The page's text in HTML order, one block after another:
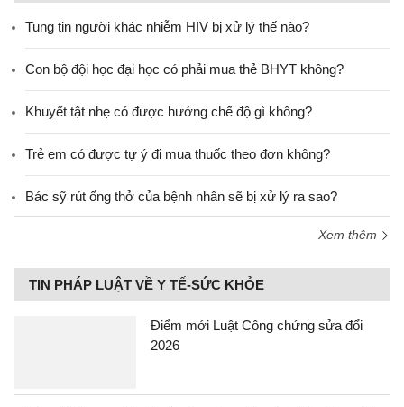
Tung tin người khác nhiễm HIV bị xử lý thế nào?
Con bộ đội học đại học có phải mua thẻ BHYT không?
Khuyết tật nhẹ có được hưởng chế độ gì không?
Trẻ em có được tự ý đi mua thuốc theo đơn không?
Bác sỹ rút ống thở của bệnh nhân sẽ bị xử lý ra sao?
Xem thêm
TIN PHÁP LUẬT VỀ Y TẾ-SỨC KHỎE
Điểm mới Luật Công chứng sửa đổi
2026